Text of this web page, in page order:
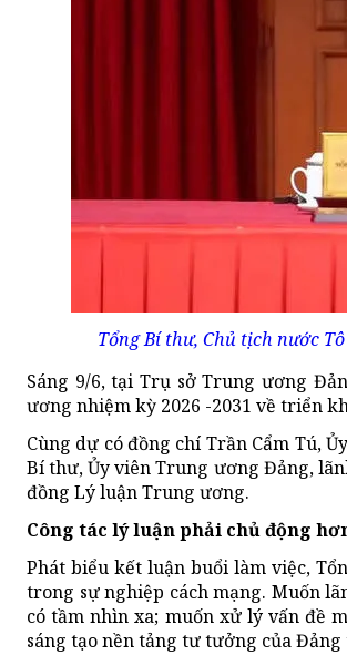
Tổng Bí thư, Chủ tịch nước
Sáng 9/6, tại Trụ sở Trung ương
ương nhiệm kỳ 2026 -2031 về triển
Cùng dự có đồng chí Trần Cẩm Tú,
Bí thư, Ủy viên Trung ương Đảng,
đồng Lý luận Trung ương.
Công tác lý luận phải chủ động
Phát biểu kết luận buổi làm việc,
trong sự nghiệp cách mạng. Muốn
có tầm nhìn xa; muốn xử lý vấn đề
sáng tạo nền tảng tư tưởng của